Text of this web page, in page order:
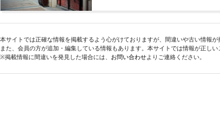
本サイトでは正確な情報を掲載するよう心がけておりますが、間違いや古い情報
また、会員の方が追加・編集している情報もあります。本サイトでは情報が正し
※掲載情報に間違いを発見した場合には、 お問い合わせよりご連絡ください。